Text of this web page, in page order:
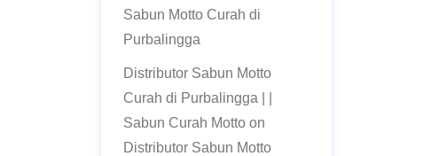
Sabun Motto Curah di
Purbalingga
Distributor Sabun Motto
Curah di Purbalingga | |
Sabun Curah Mottoon
Distributor Sabun Motto